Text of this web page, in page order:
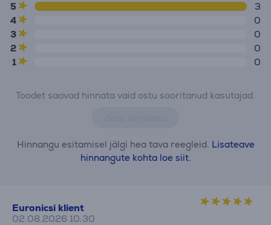
5
3
4
0
3
0
2
0
1
0
Toodet saavad hinnata vaid ostu sooritanud kasutajad.
Hinnangu esitamisel jälgi hea tava reegleid. Lisateave
hinnangute kohta loe siit.
Euronicsi klient
02.08.2026 10:30